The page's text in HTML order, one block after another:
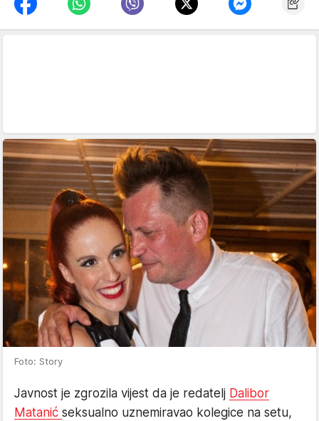
Foto: Story
Javnost je zgrozila vijest da je redatelj Dalibor
Matanić seksualno uznemiravao kolegice na setu,